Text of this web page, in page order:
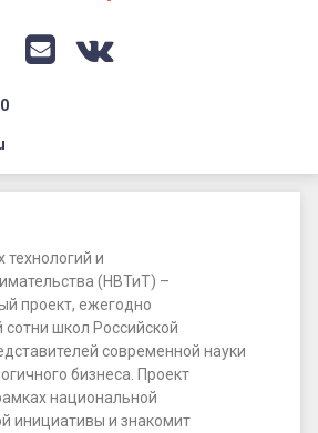
преступлений
E-mailVK
→ второстепенный
технологий и
(НВТиТ) –
проект, ежегодно
школ Российской
современной науки
бизнеса. Проект
национальной
инициативы и знакомит